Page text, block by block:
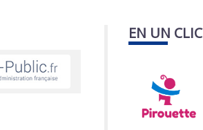
EN UN CLIC